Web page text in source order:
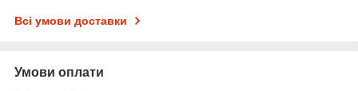
Всі умови доставки
Умови оплати